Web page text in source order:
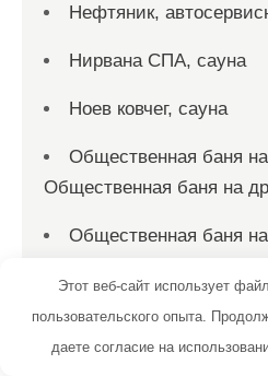
Нефтяник,
Нирвана СПА, сауна
Ноев ковчег, сауна
Общественная баня
Общественная баня на
Общественная баня
Огненная лошадь,
Этот веб-сайт использует
пользовательского опыта.
даете согласие на